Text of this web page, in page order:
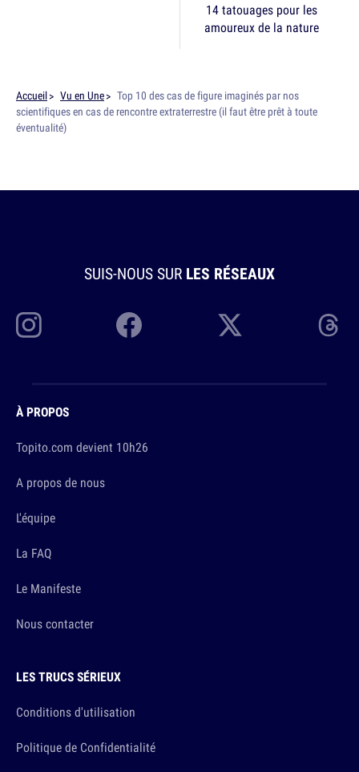
14 tatouages pour les
amoureux de la nature
Accueil Vu en Une
Top 10 des cas de figure imaginés par nos
scientifiques en cas de rencontre extraterrestre (il faut être prêt à toute
éventualité)
SUIS-NOUS SUR LES RÉSEAUX
À PROPOS
Topito.com devient 10h26
A propos de nous
L'équipe
La FAQ
Le Manifeste
Nous contacter
LES TRUCS SÉRIEUX
Conditions d'utilisation
Politique de Confidentialité